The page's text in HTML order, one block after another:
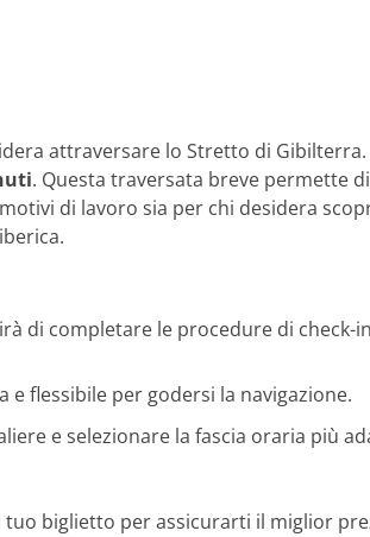
attraversare lo Stretto di Gibilterra.
. Questa traversata breve permette di
di lavoro sia per chi desidera
di completare le procedure di check-
flessibile per godersi la navigazione.
e selezionare la fascia oraria più
biglietto per assicurarti il miglior